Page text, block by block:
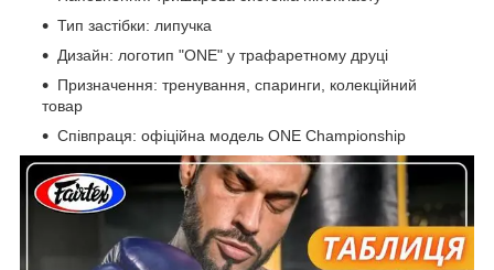
Тип застібки: липучка
Дизайн: логотип "ONE" у трафаретному друці
Призначення: тренування, спаринги, колекційний
товар
Співпраця: офіційна модель ONE Championship